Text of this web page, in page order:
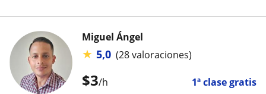
$3/h 1ª clase gratis
Miguel Ángel
★ 5,0 (28 valoraciones)